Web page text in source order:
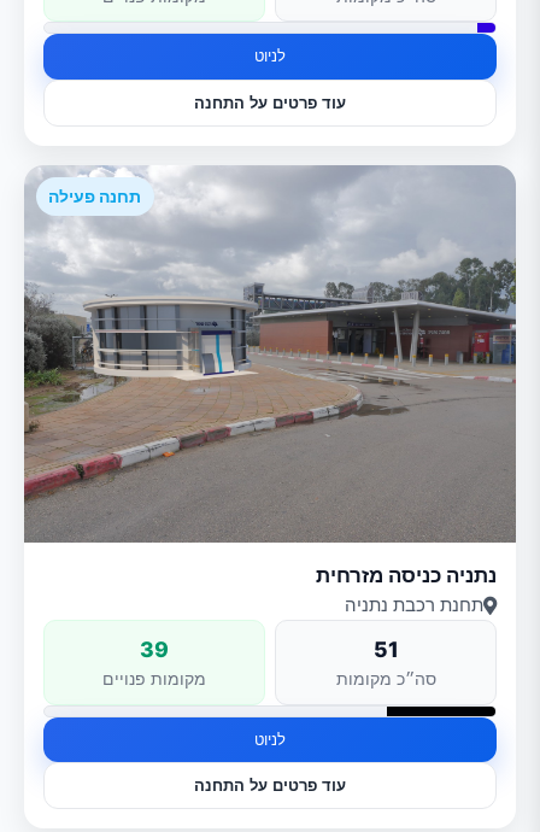
לניוט
עוד פרטים על התחנה
תחנה פעילה
נתניה כניסה מזרחית
תחנת רכבת נתניה
51
סה״כ מקומות
39
מקומות פנויים
לניוט
עוד פרטים על התחנה